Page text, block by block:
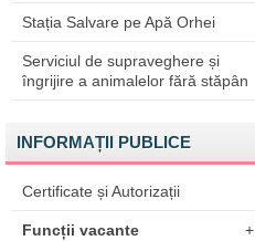
Stația Salvare pe Apă Orhei
Serviciul de supraveghere și
îngrijire a animalelor fără stăpân
INFORMAȚII PUBLICE
Certificate și Autorizații
Funcții vacante +